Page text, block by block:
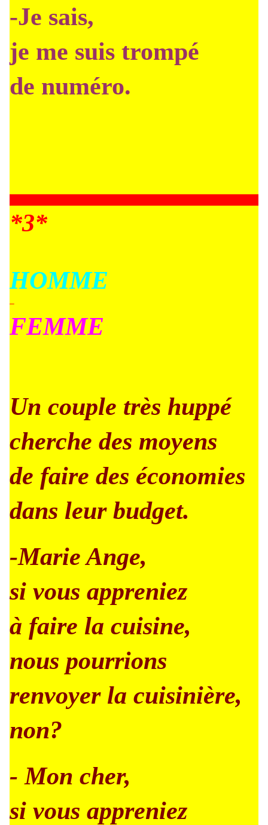
-Je sais,
je me suis trompé
de numéro.
*3*
HOMME
–
FEMME
Un couple très huppé
cherche des moyens
de faire des économies
dans leur budget.
-Marie Ange,
si vous appreniez
à faire la cuisine,
nous pourrions
renvoyer la cuisinière,
non?
- Mon cher,
si vous appreniez